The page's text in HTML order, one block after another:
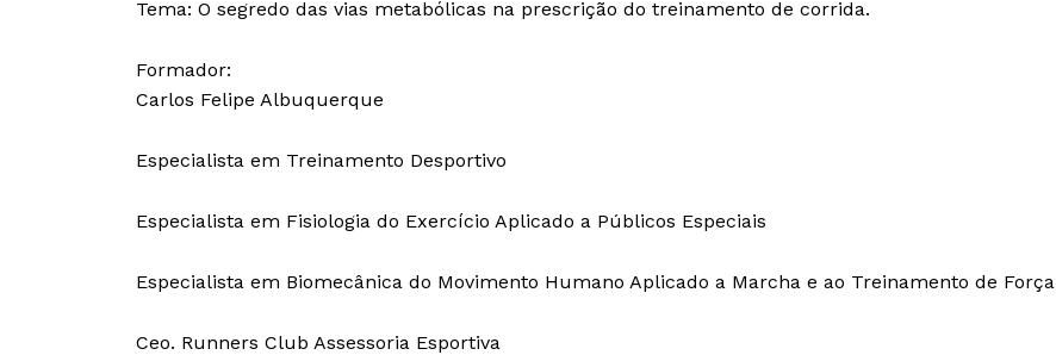
Tema: O segredo das vias metabólicas na prescrição do treinamento de corrida.
Formador:
Carlos Felipe Albuquerque
Especialista em Treinamento Desportivo
Especialista em Fisiologia do Exercício Aplicado a Públicos Especiais
Especialista em Biomecânica do Movimento Humano Aplicado a Marcha e ao Treinamento de Força
Ceo. Runners Club Assessoria Esportiva